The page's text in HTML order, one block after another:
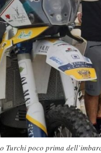
Turchi poco prima